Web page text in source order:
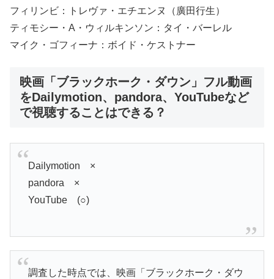
フィリンビ：トレヴァ・エチエンヌ（廣田行生）
ティモシー・A・ウィルキンソン：タイ・バーレル
マイク・ゴフィーナ：ボイド・ケストナー
映画「ブラックホーク・ダウン」フル動画
をDailymotion、pandora、YouTubeなど
で視聴することはできる？
Dailymotion ×
pandora ×
YouTube (○)
調査した時点では、映画「ブラックホーク・ダウ